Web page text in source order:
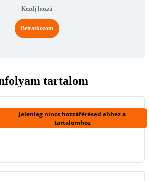
Kezdj hozzá
Beiratkozom
tartalom
Jelenleg nincs hozzáférésed ehhez a
tartalomhoz